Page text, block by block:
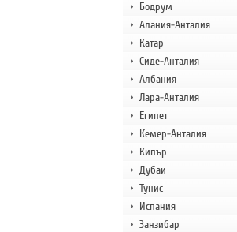
Бодрум
Алания-Анталия
Катар
Сиде-Анталия
Албания
Лара-Анталия
Египет
Кемер-Анталия
Кипър
Дубай
Тунис
Испания
Занзибар